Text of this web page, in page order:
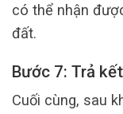
có thể nhận
đất.
Bước 7: Trả
Cuối cùng, sau